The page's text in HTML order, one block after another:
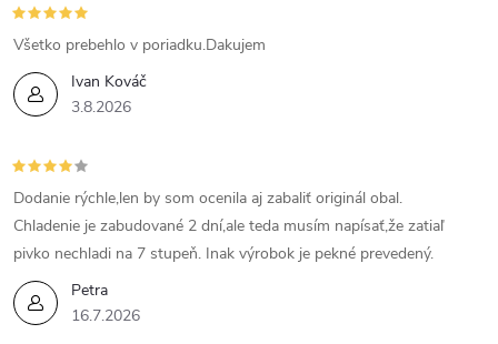
Ivan Kováč
3.8.2026
Všetko prebehlo v poriadku.Dakujem
Petra
16.7.2026
Dodanie rýchle,len by som ocenila aj zabaliť originál obal.
Chladenie je zabudované 2 dní,ale teda musím napísať,že zatiaľ
pivko nechladi na 7 stupeň. Inak výrobok je pekné prevedený.